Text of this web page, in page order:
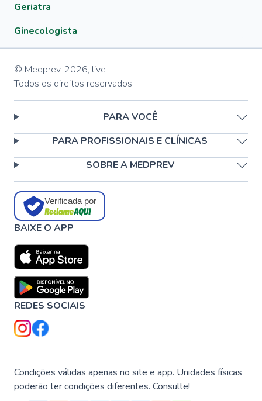
Geriatra
Ginecologista
© Medprev, 2026, live
Todos os direitos reservados
PARA VOCÊ
PARA PROFISSIONAIS E CLÍNICAS
SOBRE A MEDPREV
Verificada por
BAIXE O APP
REDES SOCIAIS
Condições válidas apenas no site e app. Unidades físicas
poderão ter condições diferentes. Consulte!